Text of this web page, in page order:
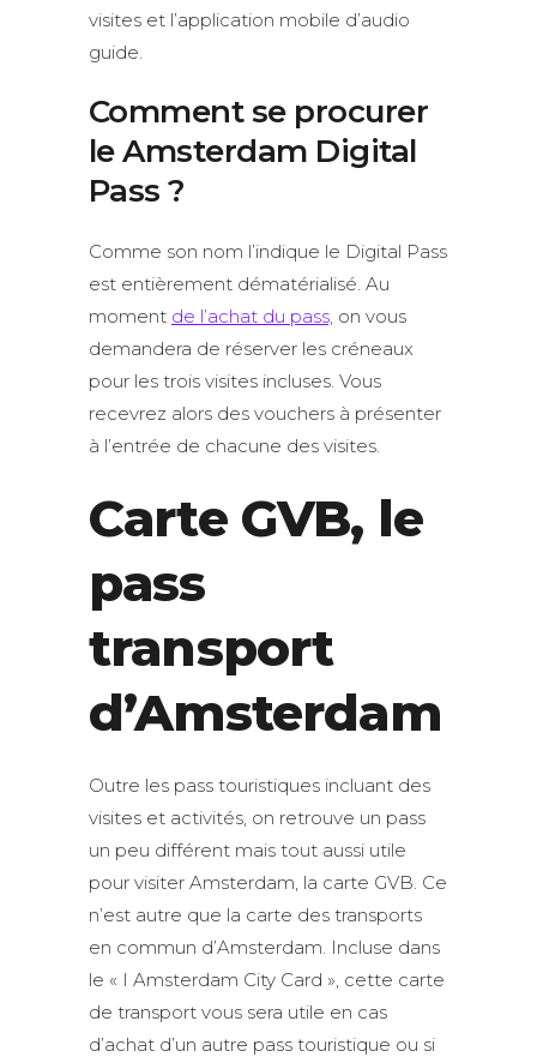
visites et l’application mobile d’audio
guide.
Comment se procurer
le Amsterdam Digital
Pass ?
Comme son nom l’indique le Digital Pass
est entièrement dématérialisé. Au
moment de l’achat du pass, on vous
demandera de réserver les créneaux
pour les trois visites incluses. Vous
recevrez alors des vouchers à présenter
à l’entrée de chacune des visites.
Carte GVB, le
pass
transport
d’Amsterdam
Outre les pass touristiques incluant des
visites et activités, on retrouve un pass
un peu différent mais tout aussi utile
pour visiter Amsterdam, la carte GVB. Ce
n’est autre que la carte des transports
en commun d’Amsterdam. Incluse dans
le « I Amsterdam City Card », cette carte
de transport vous sera utile en cas
d’achat d’un autre pass touristique ou si